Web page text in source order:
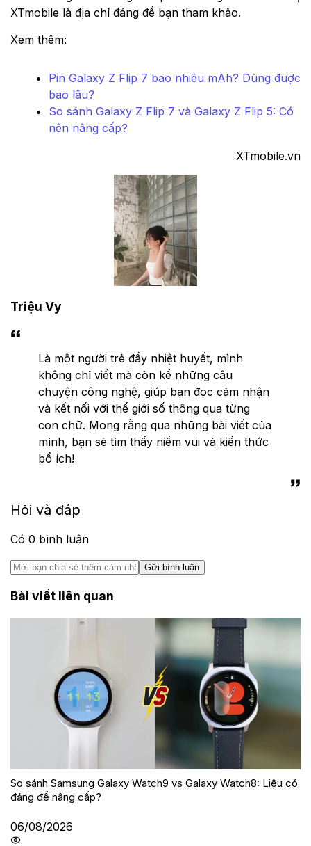
XTmobile là địa chỉ đáng để bạn tham khảo.
Xem thêm:
Pin Galaxy Z Flip 7 bao nhiêu mAh? Dùng được
bao lâu?
So sánh Galaxy Z Flip 7 và Galaxy Z Flip 5: Có
nên nâng cấp?
XTmobile.vn
Triệu Vy
Là một người trẻ đầy nhiệt huyết, mình
không chỉ viết mà còn kể những câu
chuyện công nghệ, giúp bạn đọc cảm nhận
và kết nối với thế giới số thông qua từng
con chữ. Mong rằng qua những bài viết của
mình, bạn sẽ tìm thấy niềm vui và kiến thức
bổ ích!
Hỏi và đáp
Có 0 bình luận
Gửi bình luận
Bài viết liên quan
So sánh Samsung Galaxy Watch9 vs Galaxy Watch8: Liệu có
đáng để nâng cấp?
06/08/2026